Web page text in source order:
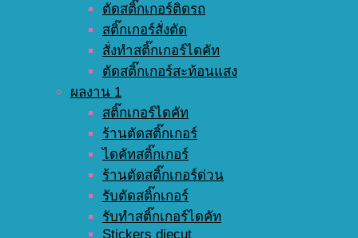
ตัดสติ๊กเกอร์ติดรถ
สติ๊กเกอร์สั่งตัด
สั่งทำสติ๊กเกอร์ไดคัท
ตัดสติ๊กเกอร์สะท้อนแสง
ผลงาน 1
สติ๊กเกอร์ไดคัท
ร้านตัดสติ๊กเกอร์
ไดคัทสติ๊กเกอร์
ร้านตัดสติ๊กเกอร์ด่วน
รับตัดสติ๊กเกอร์
รับทำสติ๊กเกอร์ไดคัท
Stickers diecut